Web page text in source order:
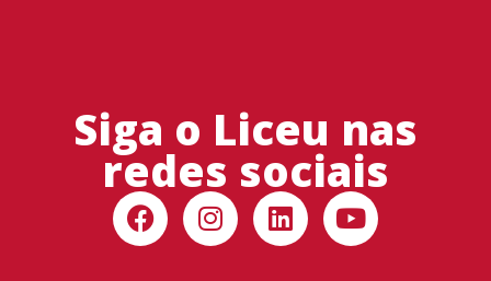
Siga o Liceu nas
redes sociais